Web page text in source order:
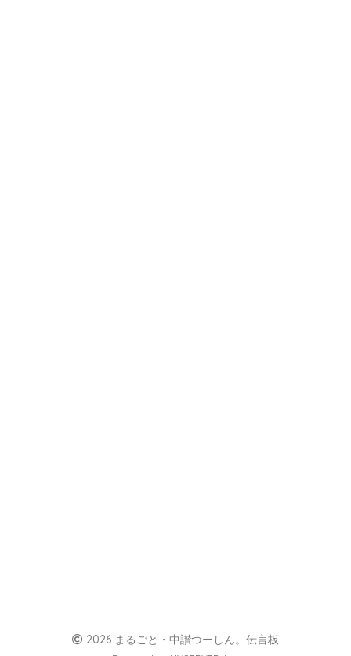
2026 まるごと・中讃つーしん。伝言板